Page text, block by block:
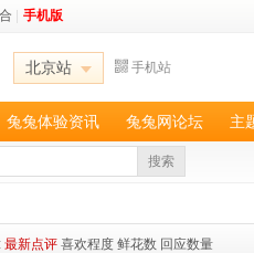
手机版
北京站 手机站
兔兔体验资讯 兔兔网论坛 主
搜索
最新点评 喜欢程度 鲜花数 回应数量